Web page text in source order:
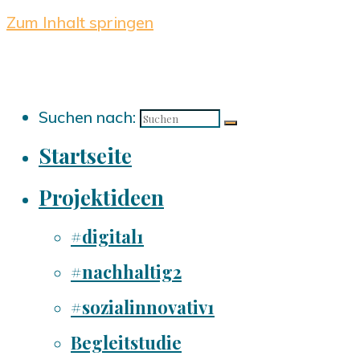
Zum Inhalt springen
Suchen nach:
Startseite
Projektideen
#digital1
#nachhaltig2
#sozialinnovativ1
Begleitstudie